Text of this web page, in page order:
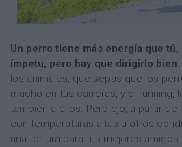
Un perro tiene más energía que tú,
ímpetu, pero hay que dirigirlo bien
los animales, que sepas que los
mucho en tus carreras, y el running,
también a ellos. Pero ojo, a partir
con temperaturas altas u otros
una tortura para tus mejores amigos.